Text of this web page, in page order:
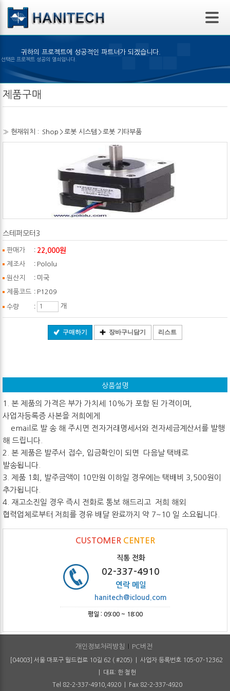
본문 바로가기
귀하의 프로젝트에 성공적인 파트너가 되겠습니다.
제품의 선택은 프로젝트 성공의 열쇠입니다.
제품구매
» 현재위치 : Shop >로봇 시스템 >로봇 기타부품
스테퍼모터3
판매가 : 22,000원
제조사 : Pololu
원산지 : 미국
제품코드 : P1209
수량 : 개
구매하기 장바구니담기 리스트
상품설명
1. 본 제품의 가격은 부가 가치세 10%가 포함 된 가격이며,
사업자등록증 사본을 저희에게
email로 발 송 해 주시면 전자거래명세서와 전자세금계산서를 발행
해 드립니다.
2. 본 제품은 발주서 접수, 입금확인이 되면 다음날 택배로
발송됩니다.
3. 제품 1회, 발주금액이 10만원 이하일 경우에는 택배비 3,500원이
추가됩니다.
4. 재고소진일 경우 즉시 전화로 통보 해드리고 저희 해외
협력업체로부터 저희를 경유 배달 완료까지 약 7~10 일 소요됩니다.
CUSTOMER CENTER
직통 전화
02-337-4910
연락 메일
hanitech@icloud.com
평일 : 09:00 ~ 18:00
개인정보처리방침 PC버전
[04003] 서울 마포구 월드컵로 10길 62 ( #205) | 사업자 등록번호 105-07-12362
| 대표: 한 철헌
Tel 82-2-337-4910,4920 | Fax 82-2-337-4920